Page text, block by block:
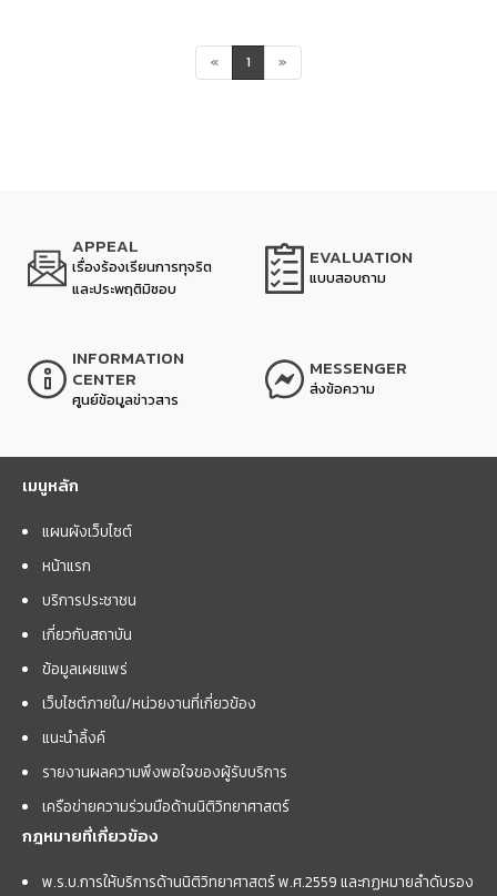
« 1 »
APPEAL
เรื่องร้องเรียนการทุจริต
และประพฤติมิชอบ
EVALUATION
แบบสอบถาม
INFORMATION
CENTER
ศูนย์ข้อมูลข่าวสาร
MESSENGER
ส่งข้อความ
เมนูหลัก
แผนผังเว็บไซต์
หน้าแรก
บริการประชาชน
เกี่ยวกับสถาบัน
ข้อมูลเผยแพร่
เว็บไซต์ภายใน/หน่วยงานที่เกี่ยวข้อง
แนะนำลิ้งค์
รายงานผลความพึงพอใจของผู้รับบริการ
เครือข่ายความร่วมมือด้านนิติวิทยาศาสตร์
กฎหมายที่เกี่ยวข้อง
พ.ร.บ.การให้บริการด้านนิติวิทยาศาสตร์ พ.ศ.2559 และกฏหมายลำดับรอง